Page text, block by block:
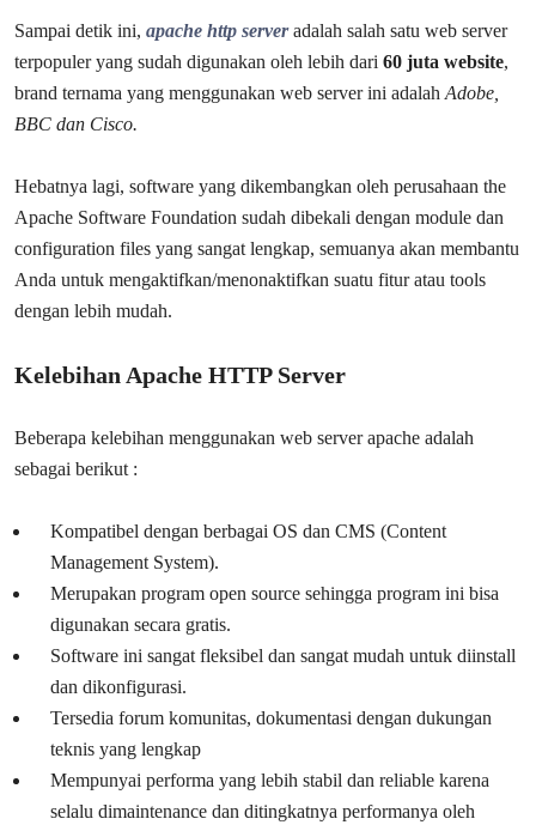
Sampai detik ini, apache http serveradalah salah satu web server
terpopuler yang sudah digunakan oleh lebih dari 60 juta website,
brand ternama yang menggunakan web server ini adalah Adobe,
BBC dan Cisco.
Hebatnya lagi, software yang dikembangkan oleh perusahaan the
Apache Software Foundation sudah dibekali dengan module dan
configuration files yang sangat lengkap, semuanya akan membantu
Anda untuk mengaktifkan/menonaktifkan suatu fitur atau tools
dengan lebih mudah.
Kelebihan Apache HTTP Server
Beberapa kelebihan menggunakan web server apache adalah
sebagai berikut :
Kompatibel dengan berbagai OS dan CMS (Content
Management System).
Merupakan program open source sehingga program ini bisa
digunakan secara gratis.
Software ini sangat fleksibel dan sangat mudah untuk diinstall
dan dikonfigurasi.
Tersedia forum komunitas, dokumentasi dengan dukungan
teknis yang lengkap
Mempunyai performa yang lebih stabil dan reliable karena
selalu dimaintenance dan ditingkatnya performanya oleh